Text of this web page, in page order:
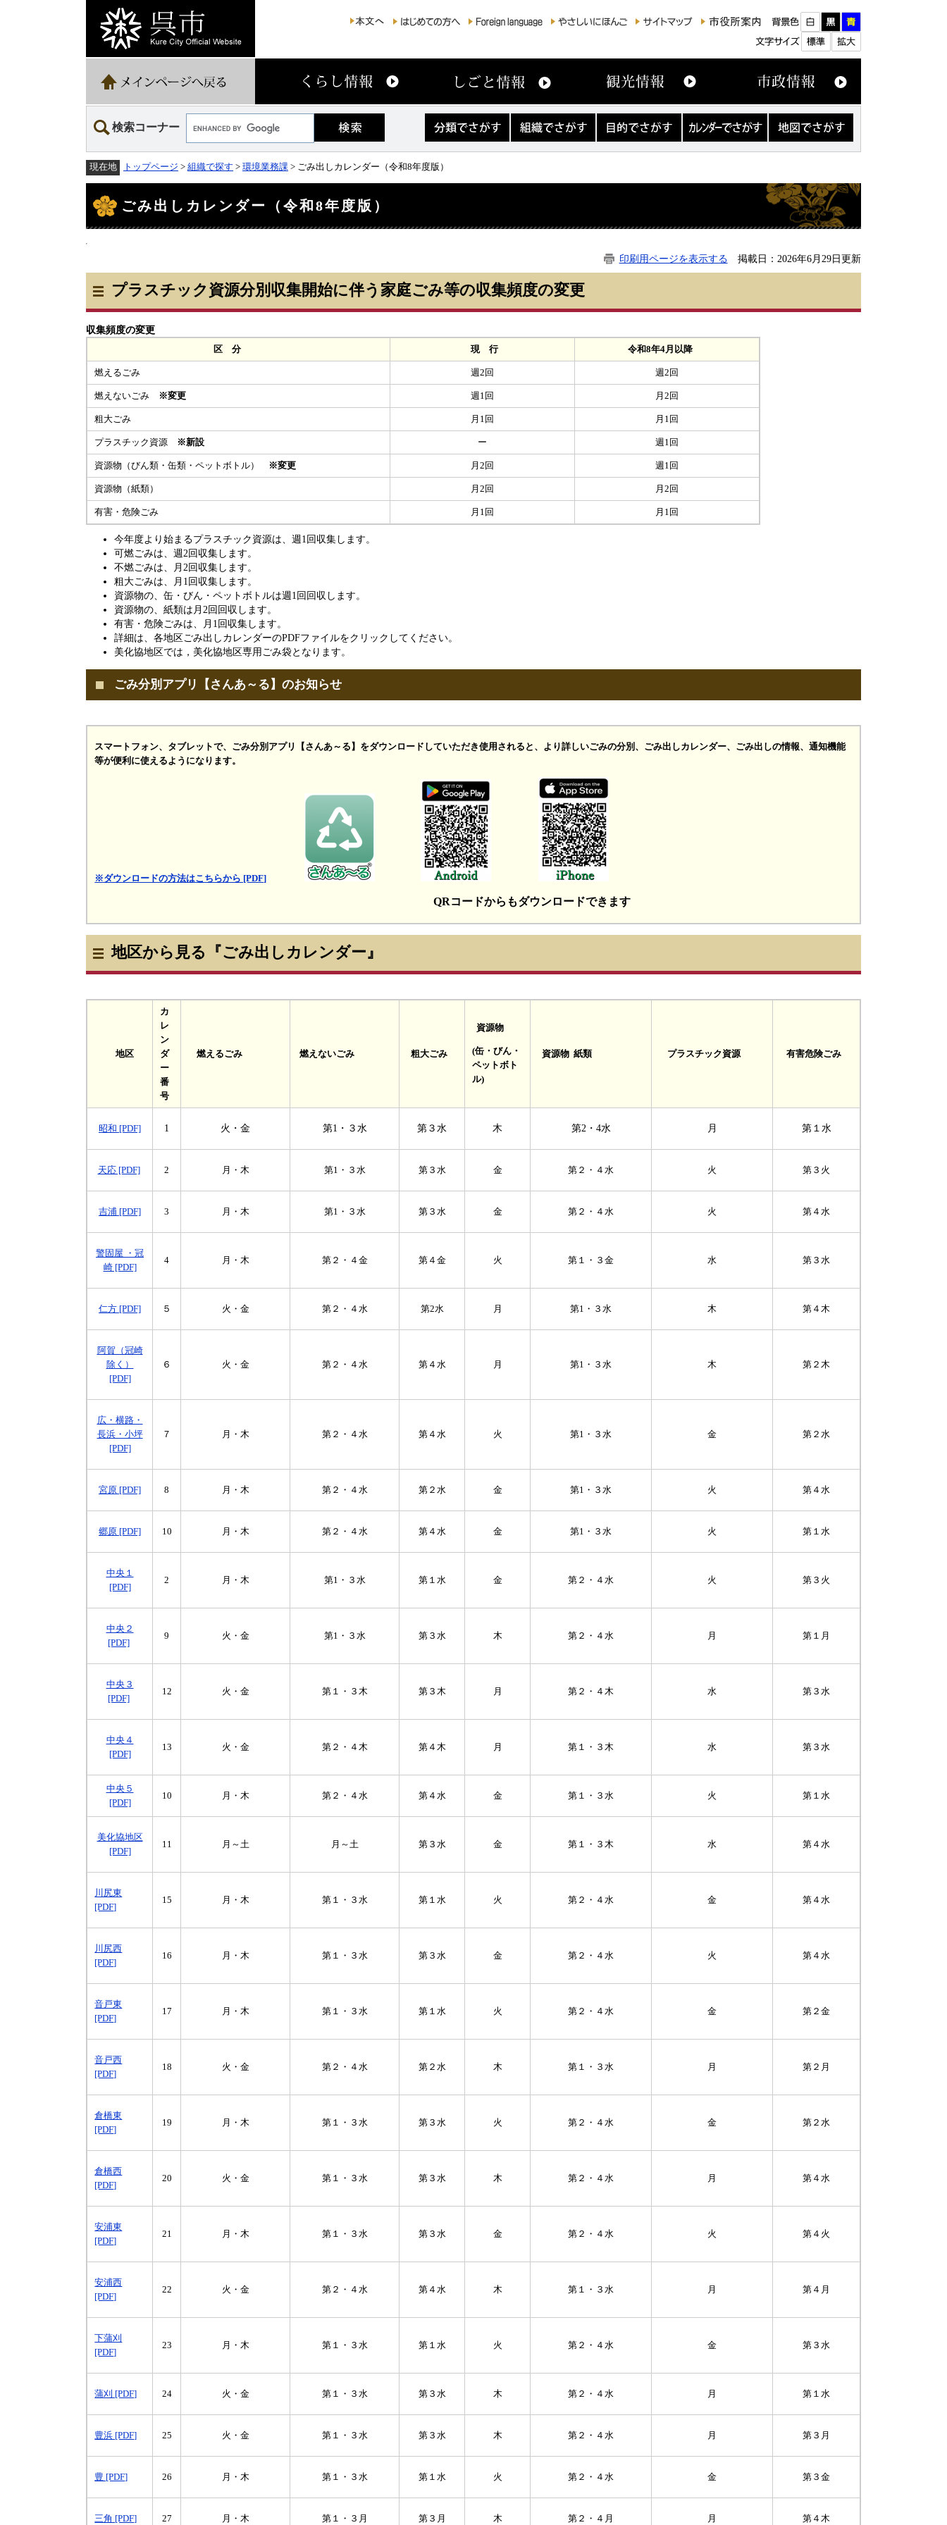
検索コーナー
カ
ス
ム
検
索
さ
が
す
織
す
す
レ
で
す
図
す
現在地 トップページ > 組織で探す > 環境業務課 > ごみ出しカレンダー（令和8年度版）
文
ごみ出しカレンダー（令和8年度版）
印刷用ページを表示する 掲載日：2026年6月29日更新
プラスチック資源分別収集開始に伴う家庭ごみ等の収集頻度の変更
収集頻度の変更
区 分 現 行 令和8年4月以降
燃えるごみ 週2回 週2回
燃えないごみ ※変更 週1回 月2回
粗大ごみ 月1回 月1回
プラスチック資源 ※新設 ー 週1回
資源物（びん類・缶類・ペットボトル） ※変更 月2回 週1回
資源物（紙類） 月2回 月2回
有害・危険ごみ 月1回 月1回
今年度より始まるプラスチック資源は、週1回収集します。
可燃ごみは、週2回収集します。
不燃ごみは、月2回収集します。
粗大ごみは、月1回収集します。
資源物の、缶・びん・ペットボトルは週1回回収します。
資源物の、紙類は月2回回収します。
有害・危険ごみは、月1回収集します。
詳細は、各地区ごみ出しカレンダーのPDFファイルをクリックしてください。
美化協地区では，美化協地区専用ごみ袋となります。
ごみ分別アプリ【さんあ～る】のお知らせ
スマートフォン、タブレットで、ごみ分別アプリ【さんあ～る】をダウンロードしていただき使用されると、より詳しいごみの分別、ごみ出しカレンダー、ごみ出しの情報、通知機能
等が便利に使えるようになります。
※ダウンロードの方法はこちらから [PDF]
QRコードからもダウンロードできます
地区から見る『ごみ出しカレンダー』
地区
カ
レ
ン
ダ
ー
番
号
燃えるごみ 燃えないごみ 粗大ごみ
資源物
(缶・びん・
ペットボト
ル)
資源物 紙類 プラスチック資源 有害危険ごみ
昭和 [PDF] 1 火・金 第1・３水 第３水 木 第2・4水 月 第１水
天応 [PDF] 2 月・木 第1・３水 第３水 金 第２・４水 火 第３火
吉浦 [PDF] 3 月・木 第1・３水 第３水 金 第２・４水 火 第４水
警固屋 ・冠
崎 [PDF]
4 月・木 第２・４金 第４金 火 第１・３金 水 第３水
仁方 [PDF] ５ 火・金 第２・４水 第2水 月 第1・３水 木 第４木
阿賀（冠崎
除く）
[PDF]
６ 火・金 第２・４水 第４水 月 第1・３水 木 第２木
広・横路・
長浜・小坪
[PDF]
７ 月・木 第２・４水 第４水 火 第1・３水 金 第２水
宮原 [PDF] 8 月・木 第２・４水 第２水 金 第1・３水 火 第４水
郷原 [PDF] 10 月・木 第２・４水 第４水 金 第1・３水 火 第１水
中央１
[PDF]
2 月・木 第1・３水 第１水 金 第２・４水 火 第３火
中央２
[PDF]
9 火・金 第1・３水 第３水 木 第２・４水 月 第１月
中央３
[PDF]
12 火・金 第１・３木 第３木 月 第２・４木 水 第３水
中央４
[PDF]
13 火・金 第２・４木 第４木 月 第１・３木 水 第３水
中央５
[PDF]
10 月・木 第２・４水 第４水 金 第１・３水 火 第１水
美化協地区
[PDF]
11 月～土 月～土 第３水 金 第１・３木 水 第４水
川尻東
[PDF]
15 月・木 第１・３水 第１水 火 第２・４水 金 第４水
川尻西
[PDF]
16 月・木 第１・３水 第３水 金 第２・４水 火 第４水
音戸東
[PDF]
17 月・木 第１・３水 第１水 火 第２・４水 金 第２金
音戸西
[PDF]
18 火・金 第２・４水 第２水 木 第１・３水 月 第２月
倉橋東
[PDF]
19 月・木 第１・３水 第３水 火 第２・４水 金 第２水
倉橋西
[PDF]
20 火・金 第１・３水 第３水 木 第２・４水 月 第４水
安浦東
[PDF]
21 月・木 第１・３水 第３水 金 第２・４水 火 第４火
安浦西
[PDF]
22 火・金 第２・４水 第４水 木 第１・３水 月 第４月
下蒲刈
[PDF]
23 月・木 第１・３水 第１水 火 第２・４水 金 第３水
蒲刈 [PDF] 24 火・金 第１・３水 第３水 木 第２・４水 月 第１水
豊浜 [PDF] 25 火・金 第１・３水 第３水 木 第２・４水 月 第３月
豊 [PDF] 26 月・木 第１・３水 第１水 火 第２・４水 金 第３金
三角 [PDF] 27 月・木 第１・３月 第３月 木 第２・４月 月 第４木